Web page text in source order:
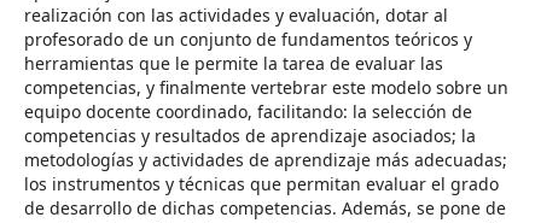
realización con las actividades y evaluación, dotar al
profesorado de un conjunto de fundamentos teóricos y
herramientas que le permite la tarea de evaluar las
competencias, y finalmente vertebrar este modelo sobre un
equipo docente coordinado, facilitando: la selección de
competencias y resultados de aprendizaje asociados; la
metodologías y actividades de aprendizaje más adecuadas;
los instrumentos y técnicas que permitan evaluar el grado
de desarrollo de dichas competencias. Además, se pone de